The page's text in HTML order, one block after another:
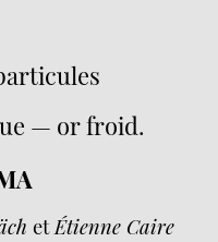
— or froid.
etÉtienne Caire